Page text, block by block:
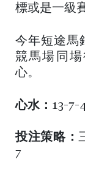
標或是一級
今年短途馬
競馬場同
心。
心水： 13-7-
投注策略：
7